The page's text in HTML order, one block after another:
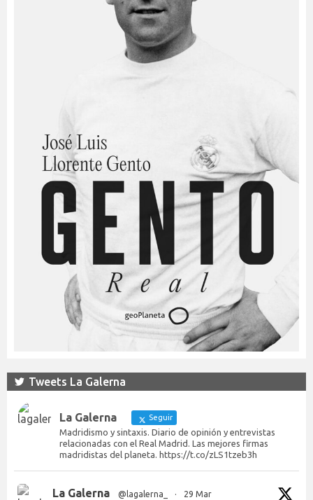
Tweets La Galerna
La Galerna Seguir
Madridismo y sintaxis. Diario de opinión y entrevistas
relacionadas con el Real Madrid. Las mejores firmas
madridistas del planeta. https://t.co/zLS1tzeb3h
La Galerna @lagalerna_ · 29 Mar